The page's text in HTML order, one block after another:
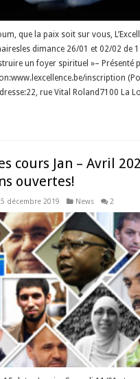
que la paix soit sur vous,
dimance 26/01 et 02/02 de
un foyer spirituel »– Présenté
inscription
rue Vital Roland7100 La
cours Jan – Avril
ouvertes!
décembre 2019 News 2